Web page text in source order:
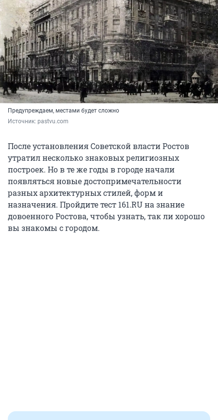
Предупреждаем, местами будет сложно
Источник: pastvu.com
После установления Советской власти Ростов
утратил несколько знаковых религиозных
построек. Но в те же годы в городе начали
появляться новые достопримечательности
разных архитектурных стилей, форм и
назначения. Пройдите тест 161.RU на знание
довоенного Ростова, чтобы узнать, так ли хорошо
вы знакомы с городом.